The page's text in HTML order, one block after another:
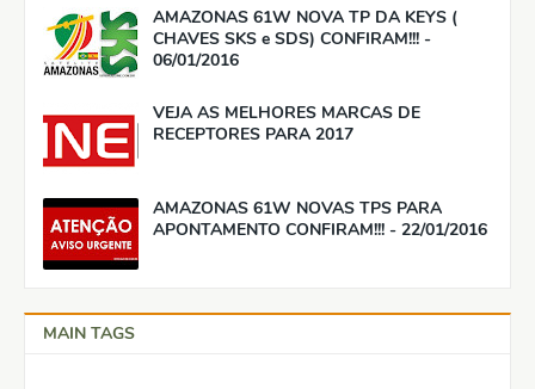
AMAZONAS 61W NOVA TP DA KEYS (
CHAVES SKS e SDS) CONFIRAM!!! -
06/01/2016
VEJA AS MELHORES MARCAS DE
RECEPTORES PARA 2017
AMAZONAS 61W NOVAS TPS PARA
APONTAMENTO CONFIRAM!!! - 22/01/2016
MAIN TAGS